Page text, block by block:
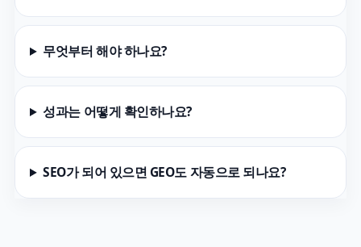
무엇부터 해야 하나요?
성과는 어떻게 확인하나요?
SEO가 되어 있으면 GEO도 자동으로 되나요?